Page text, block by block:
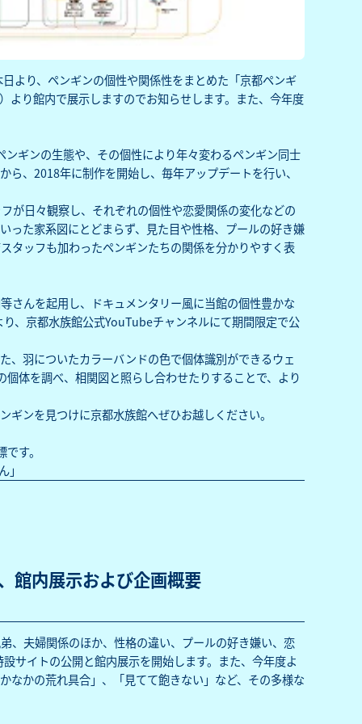
より、ペンギンの個性や関係性をまとめた「京都ペンギ
より館内で展示しますのでお知らせします。また、今年度
ギンの生態や、その個性により年々変わるペンギン同士
、2018年に制作を開始し、毎年アップデートを行い、
が日々観察し、それぞれの個性や恋愛関係の変化などの
った家系図にとどまらず、見た目や性格、プールの好き嫌
タッフも加わったペンギンたちの関係を分かりやすく表
さんを起用し、ドキュメンタリー風に当館の個性豊かな
、京都水族館公式YouTubeチャンネルにて期間限定で公
、羽についたカラーバンドの色で個体識別ができるウェ
体を調べ、相関図と照らし合わせたりすることで、より
ンを見つけに京都水族館へぜひお越しください。
す。
」
館内展示および企画概要
、夫婦関係のほか、性格の違い、プールの好き嫌い、恋
サイトの公開と館内展示を開始します。また、今年度よ
なかの荒れ具合」、「見てて飽きない」など、その多様な